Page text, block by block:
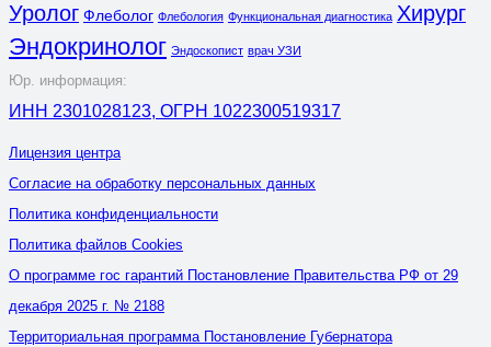
Уролог Флеболог Флебология Функциональная диагностика Хирург
Эндокринолог Эндоскопист врач УЗИ
Юр. информация:
ИНН 2301028123, ОГРН 1022300519317
Лицензия центра
Согласие на обработку персональных данных
Политика конфиденциальности
Политика файлов Cookies
О программе гос гарантий Постановление Правительства РФ от 29
декабря 2025 г. № 2188
Территориальная программа Постановление Губернатора